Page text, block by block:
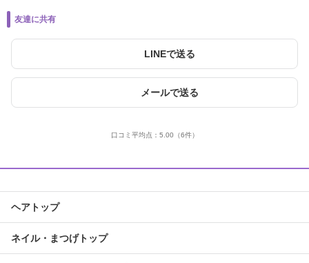
友達に共有
LINEで送る
メールで送る
口コミ平均点： 5.00 （6件）
ヘアトップ
ネイル・まつげトップ